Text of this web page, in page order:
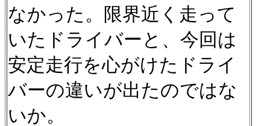
なかった。限界近く走って
いたドライバーと、今回は
安定走行を心がけたドライ
バーの違いが出たのではな
いか。